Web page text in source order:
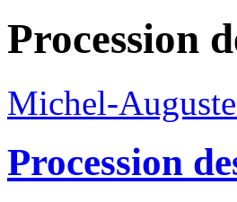
Procession
Michel-
Procession